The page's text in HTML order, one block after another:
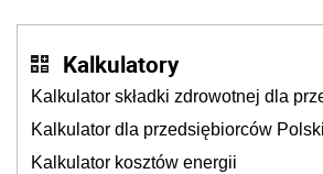
Kalkulatory
Kalkulator składki zdrowotnej dla
Kalkulator dla przedsiębiorców
Kalkulator kosztów energii